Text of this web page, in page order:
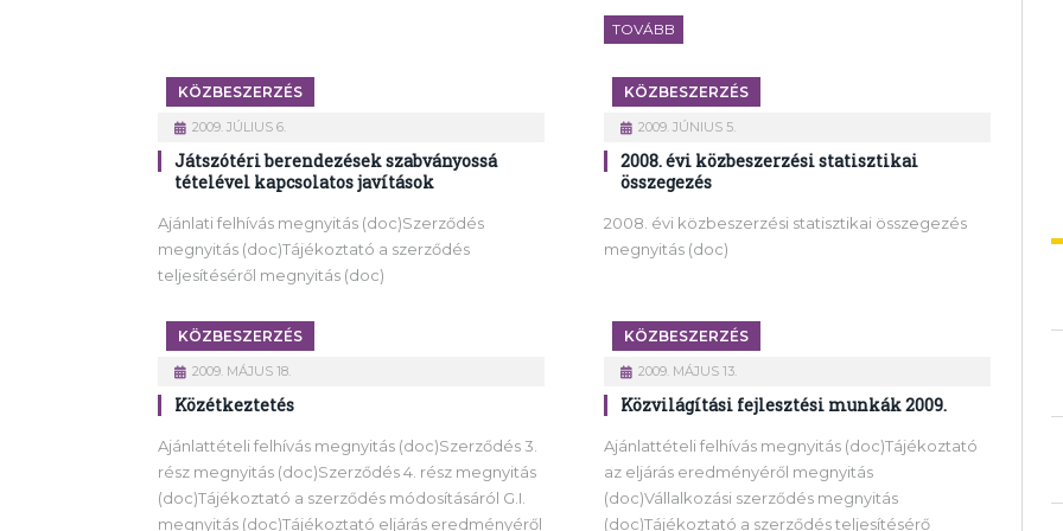
TOVÁBB
KÖZBESZERZÉS
2009. JÚLIUS 6.
Játszótéri berendezések szabványossá
tételével kapcsolatos javítások
Ajánlati felhívás megnyitás (doc)Szerződés
megnyitás (doc)Tájékoztató a szerződés
teljesítéséről megnyitás (doc)
KÖZBESZERZÉS
2009. JÚNIUS 5.
2008. évi közbeszerzési statisztikai
összegezés
2008. évi közbeszerzési statisztikai összegezés
megnyitás (doc)
KÖZBESZERZÉS
2009. MÁJUS 18.
Közétkeztetés
Ajánlattételi felhívás megnyitás (doc)Szerződés 3.
rész megnyitás (doc)Szerződés 4. rész megnyitás
(doc)Tájékoztató a szerződés módosításáról G.I.
megnyitás (doc)Tájékoztató eljárás eredményéről
KÖZBESZERZÉS
2009. MÁJUS 13.
Közvilágítási fejlesztési munkák 2009.
Ajánlattételi felhívás megnyitás (doc)Tájékoztató
az eljárás eredményéről megnyitás
(doc)Vállalkozási szerződés megnyitás
(doc)Tájékoztató a szerződés teljesítésérő